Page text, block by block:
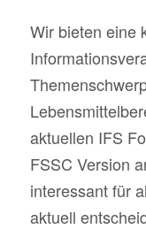
Wir bieten eine
aktuellen IFS
FSSC Version
interessant für
aktuell